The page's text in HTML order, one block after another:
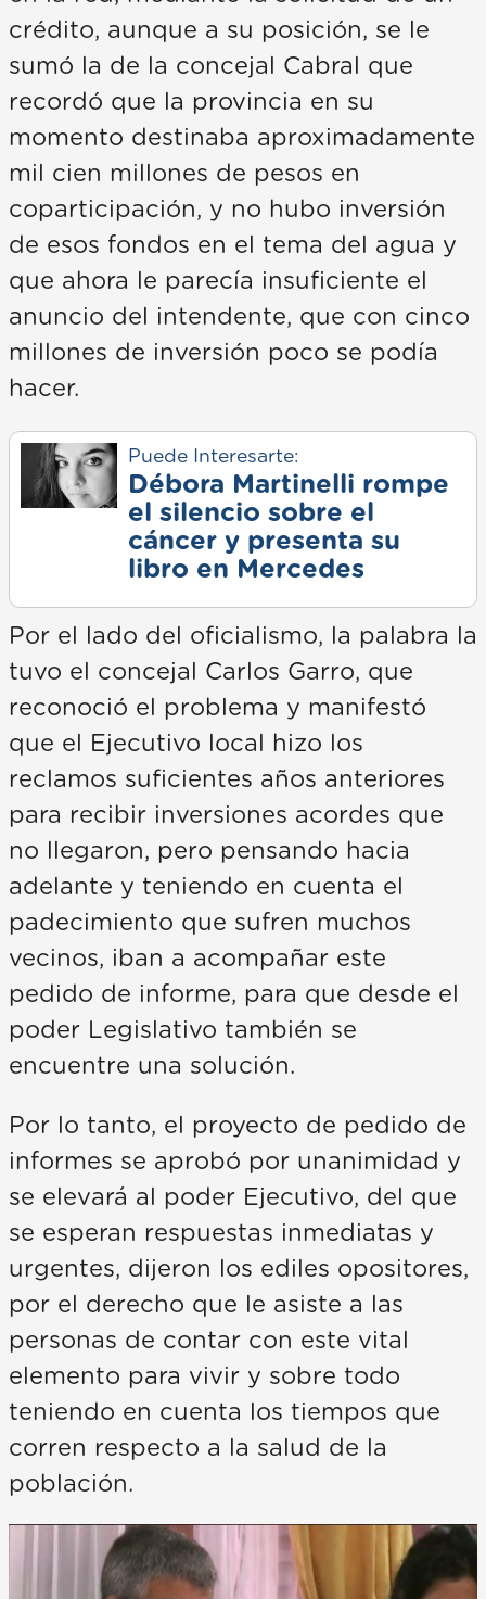
crédito, aunque a su posición, se le
sumó la de la concejal Cabral que
recordó que la provincia en su
momento destinaba aproximadamente
mil cien millones de pesos en
coparticipación, y no hubo inversión
de esos fondos en el tema del agua y
que ahora le parecía insuficiente el
anuncio del intendente, que con cinco
millones de inversión poco se podía
hacer.
Puede Interesarte:
Débora Martinelli rompe
el silencio sobre el
cáncer y presenta su
libro en Mercedes
Por el lado del oficialismo, la palabra la
tuvo el concejal Carlos Garro, que
reconoció el problema y manifestó
que el Ejecutivo local hizo los
reclamos suficientes años anteriores
para recibir inversiones acordes que
no llegaron, pero pensando hacia
adelante y teniendo en cuenta el
padecimiento que sufren muchos
vecinos, iban a acompañar este
pedido de informe, para que desde el
poder Legislativo también se
encuentre una solución.
Por lo tanto, el proyecto de pedido de
informes se aprobó por unanimidad y
se elevará al poder Ejecutivo, del que
se esperan respuestas inmediatas y
urgentes, dijeron los ediles opositores,
por el derecho que le asiste a las
personas de contar con este vital
elemento para vivir y sobre todo
teniendo en cuenta los tiempos que
corren respecto a la salud de la
población.